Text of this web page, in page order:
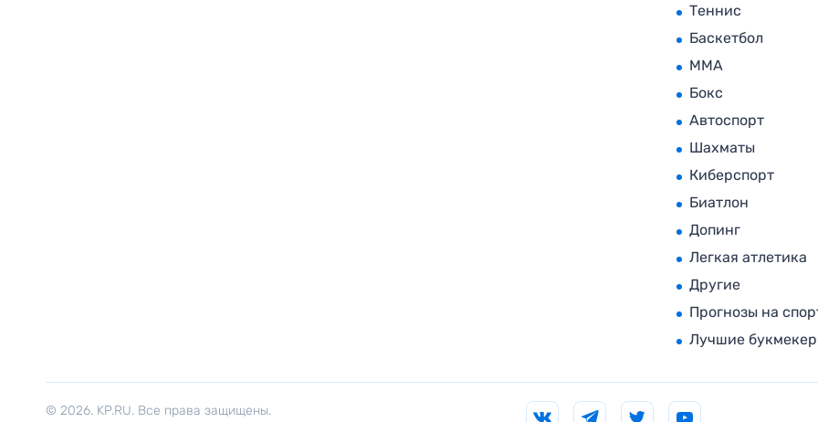
Теннис
Баскетбол
MMA
Бокс
Автоспорт
Шахматы
Киберспорт
Биатлон
Допинг
Легкая атлетика
Другие
Прогнозы на
Лучшие
© 2026. KP.RU. Все права защищены.